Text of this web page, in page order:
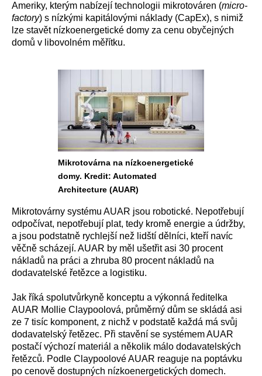
Ameriky, kterým nabízejí technologii mikrotováren (micro-
factory) s nízkými kapitálovými náklady (CapEx), s nimiž
lze stavět nízkoenergetické domy za cenu obyčejných
domů v libovolném měřítku.
Mikrotovárna na nízkoenergetické
domy. Kredit: Automated
Architecture (AUAR)
Mikrotovárny systému AUAR jsou robotické. Nepotřebují
odpočívat, nepotřebují plat, tedy kromě energie a údržby,
a jsou podstatně rychlejší než lidští dělníci, kteří navíc
věčně scházejí. AUAR by měl ušetřit asi 30 procent
nákladů na práci a zhruba 80 procent nákladů na
dodavatelské řetězce a logistiku.
Jak říká spolutvůrkyně konceptu a výkonná ředitelka
AUAR Mollie Claypoolová, průměrný dům se skládá asi
ze 7 tisíc komponent, z nichž v podstatě každá má svůj
dodavatelský řetězec. Při stavění se systémem AUAR
postačí výchozí materiál a několik málo dodavatelských
řetězců. Podle Claypoolové AUAR reaguje na poptávku
po cenově dostupných nízkoenergetických domech.